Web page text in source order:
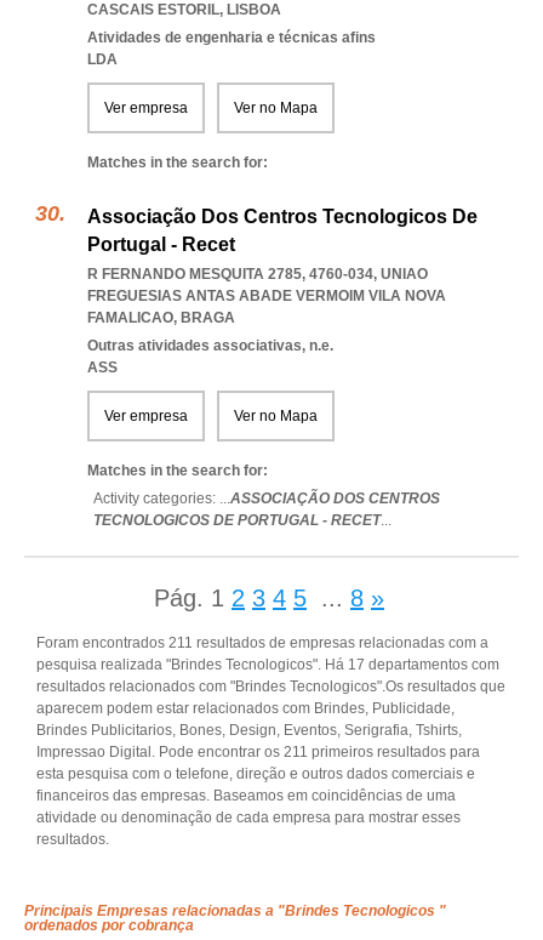
CASCAIS ESTORIL, LISBOA
Atividades de engenharia e técnicas afins
LDA
Ver empresa Ver no Mapa
Matches in the search for:
Associação Dos Centros Tecnologicos De
Portugal - Recet
R FERNANDO MESQUITA 2785, 4760-034, UNIAO
FREGUESIAS ANTAS ABADE VERMOIM VILA NOVA
FAMALICAO, BRAGA
Outras atividades associativas, n.e.
ASS
Ver empresa Ver no Mapa
Matches in the search for:
Activity categories: ...ASSOCIAÇÃO DOS CENTROS
TECNOLOGICOS DE PORTUGAL - RECET...
Pág. 1 2 3 4 5 ... 8 »
Foram encontrados 211 resultados de empresas relacionadas com a
pesquisa realizada "Brindes Tecnologicos". Há 17 departamentos com
resultados relacionados com "Brindes Tecnologicos".Os resultados que
aparecem podem estar relacionados com Brindes, Publicidade,
Brindes Publicitarios, Bones, Design, Eventos, Serigrafia, Tshirts,
Impressao Digital. Pode encontrar os 211 primeiros resultados para
esta pesquisa com o telefone, direção e outros dados comerciais e
financeiros das empresas. Baseamos em coincidências de uma
atividade ou denominação de cada empresa para mostrar esses
resultados.
Principais Empresas relacionadas a "Brindes Tecnologicos "
ordenados por cobrança